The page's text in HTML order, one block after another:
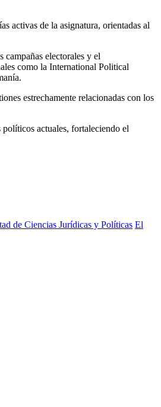
activas de la asignatura, orientadas al
electorales y el
como la International Political
estrechamente relacionadas con los
actuales, fortaleciendo el
de Ciencias Jurídicas y Políticas El